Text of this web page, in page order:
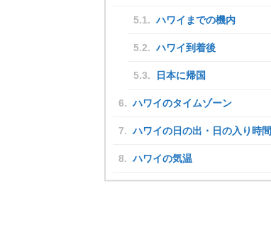
ハワイまでの機内
ハワイ到着後
日本に帰国
ハワイのタイムゾーン
ハワイの日の出・日の入り時間
ハワイの気温